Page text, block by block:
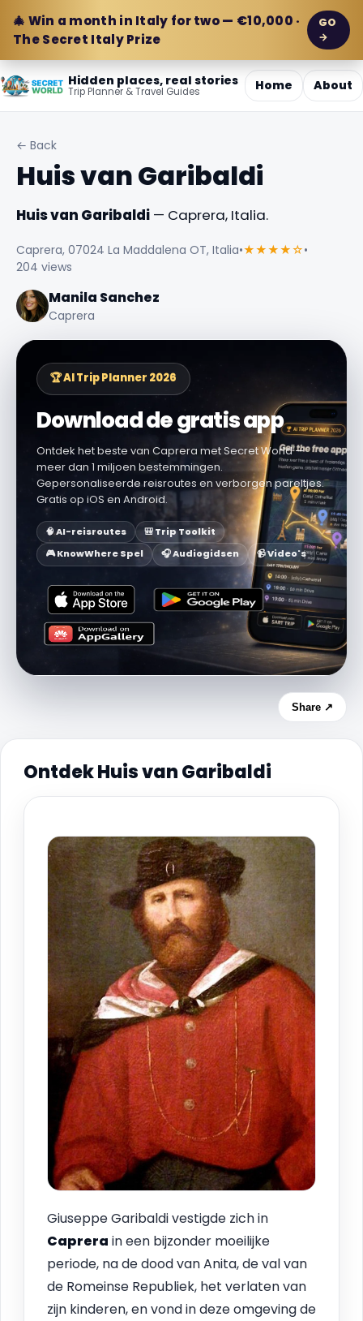
🎄 Win a month in Italy for two — €10,000 ·
The Secret Italy Prize
GO
→
Hidden places, real stories
Trip Planner & Travel Guides Home About
← Back
Huis van Garibaldi
Huis van Garibaldi — Caprera, Italia.
Caprera, 07024 La Maddalena OT, Italia•★★★★☆•
204 views
Manila Sanchez
Caprera
🏆 AI Trip Planner 2026
Download de gratis app
Ontdek het beste van Caprera met Secret World —
meer dan 1 miljoen bestemmingen.
Gepersonaliseerde reisroutes en verborgen pareltjes.
Gratis op iOS en Android.
🧠 AI-reisroutes
🎒 Trip Toolkit
🎮 KnowWhere Spel
🎧 Audiogidsen 📹 Video's
Share ↗
Ontdek Huis van Garibaldi
Giuseppe Garibaldi vestigde zich in
Caprera in een bijzonder moeilijke
periode, na de dood van Anita, de val van
de Romeinse Republiek, het verlaten van
zijn kinderen, en vond in deze omgeving de